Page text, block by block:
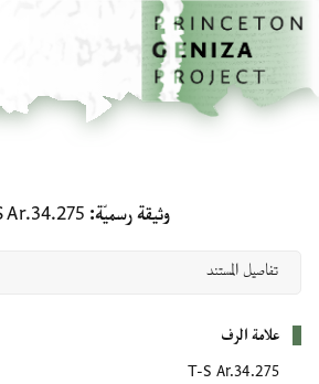
إلى المحتوى الرئيسي
الرئيسية
وثيقة رسميّة Ar.34.275
علامة الرف
T-S Ar.34.275